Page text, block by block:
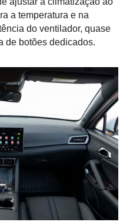
a temperatura e na
do ventilador, quase
de botões dedicados.